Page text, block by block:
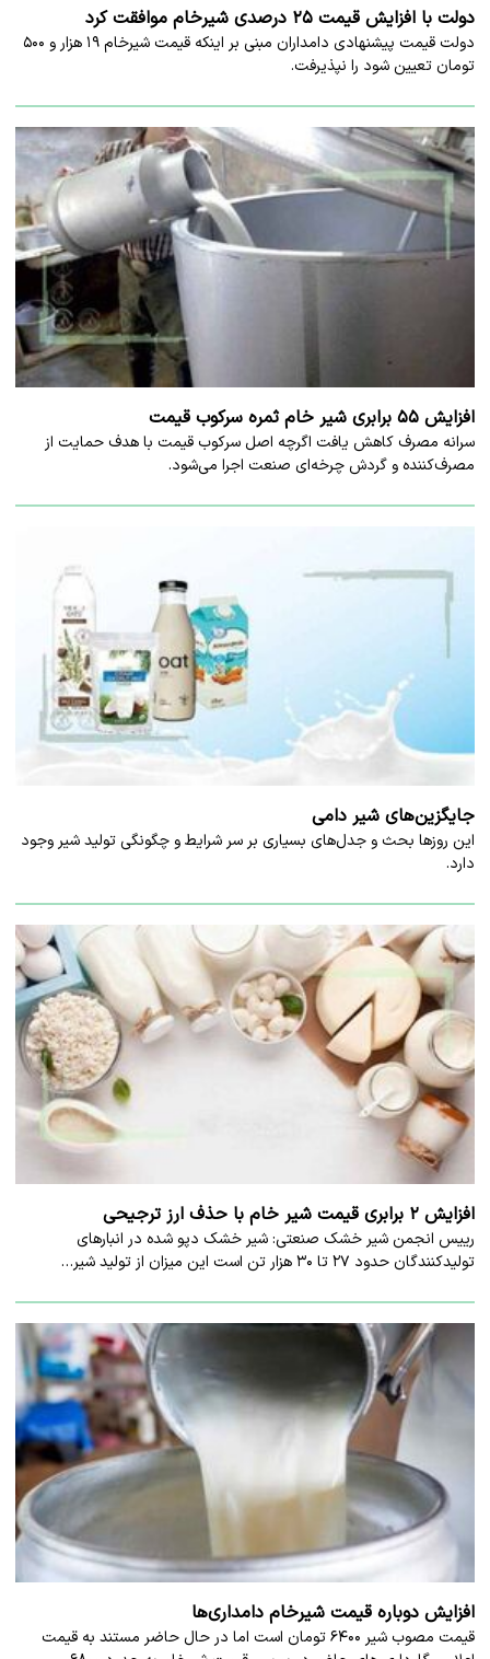
دولت با افزایش قیمت ۲۵ درصدی شیرخام موافقت کرد
دولت قیمت پیشنهادی دامداران مبنی بر اینکه قیمت شیرخام ۱۹ هزار و ۵۰۰
تومان تعیین شود را نپذیرفت.
افزایش ۵۵ برابری شیر خام ثمره سرکوب قیمت
سرانه مصرف کاهش یافت اگرچه اصل سرکوب قیمت با هدف حمایت از
مصرف‌کننده و گردش چرخه‌ای صنعت اجرا می‌شود.
جایگزین‌های شیر دامی
این روزها بحث و جدل‌های بسیاری بر سر شرایط و چگونگی تولید شیر وجود
دارد.
افزایش ۲ برابری قیمت شیر خام با حذف ارز ترجیحی
رییس انجمن شیر خشک صنعتی: شیر خشک دپو شده در انبارهای
تولیدکنندگان حدود ۲۷ تا ۳۰ هزار تن است این میزان از تولید شیر…
افزایش دوباره قیمت شیرخام دامداری‌ها
قیمت مصوب شیر ۶۴۰۰ تومان است اما در حال حاضر مستند به قیمت